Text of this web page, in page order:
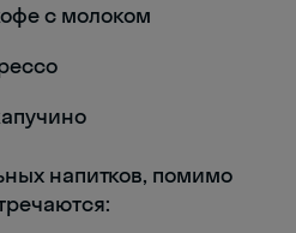
с молоком
напитков, помимо